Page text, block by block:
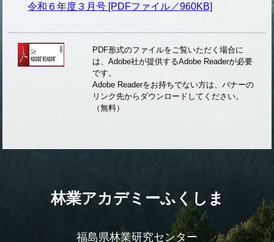
令和６年度３月号 [PDFファイル／960KB]
PDF形式のファイルをご覧いただく場合に
は、Adobe社が提供するAdobe Readerが必要
です。
Adobe Readerをお持ちでない方は、バナーの
リンク先からダウンロードしてください。
（無料）
林業アカデミーふくしま
福島県林業研究センター